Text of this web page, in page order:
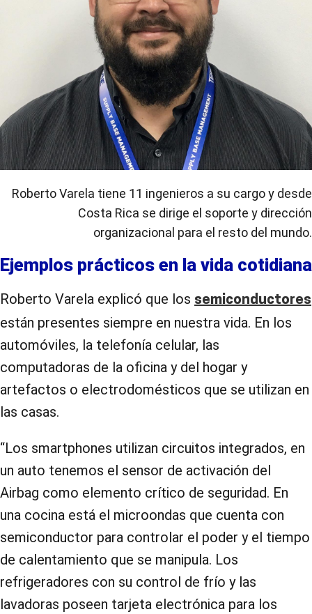
Roberto Varela tiene 11 ingenieros a su cargo y desde
Costa Rica se dirige el soporte y dirección
organizacional para el resto del mundo.
Ejemplos prácticos en la vida cotidiana
Roberto Varela explicó que los semiconductores
están presentes siempre en nuestra vida. En los
automóviles, la telefonía celular, las
computadoras de la oficina y del hogar y
artefactos o electrodomésticos que se utilizan en
las casas.
“Los smartphones utilizan circuitos integrados, en
un auto tenemos el sensor de activación del
Airbag como elemento crítico de seguridad. En
una cocina está el microondas que cuenta con
semiconductor para controlar el poder y el tiempo
de calentamiento que se manipula. Los
refrigeradores con su control de frío y las
lavadoras poseen tarjeta electrónica para los